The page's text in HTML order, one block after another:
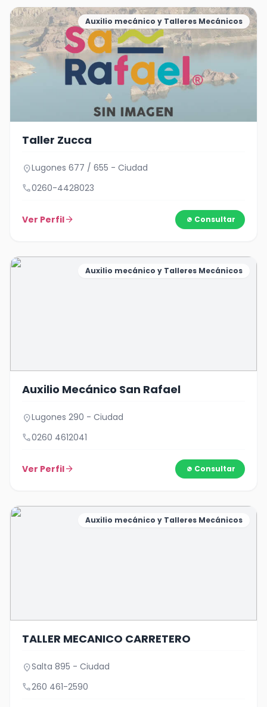
Auxilio mecánico y Talleres Mecánicos
Taller Zucca
location_onLugones 677 / 655 - Ciudad
call0260-4428023
Ver Perfilarrow_forward Consultar
Auxilio mecánico y Talleres Mecánicos
Auxilio Mecánico San Rafael
location_onLugones 290 - Ciudad
call0260 4612041
Ver Perfilarrow_forward Consultar
Auxilio mecánico y Talleres Mecánicos
TALLER MECANICO CARRETERO
location_onSalta 895 - Ciudad
call260 461-2590